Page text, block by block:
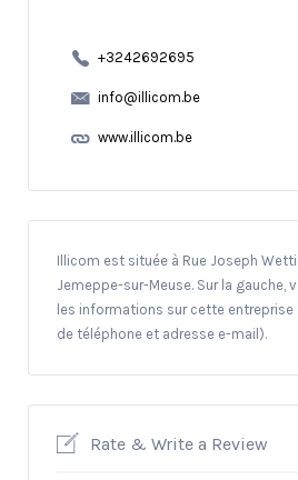
+3242692695
info@illicom.be
www.illicom.be
Illicom est située à Rue Joseph
Jemeppe-sur-Meuse. Sur la gauche,
les informations sur cette entreprise
de téléphone et adresse e-mail).
Rate & Write a Review